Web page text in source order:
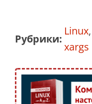
Рубрики:
Linux,
xargs